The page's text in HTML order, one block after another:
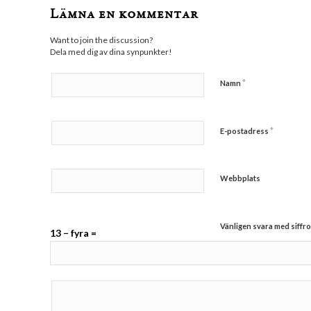
Lämna en kommentar
Want to join the discussion?
Dela med dig av dina synpunkter!
Namn *
E-postadress *
Webbplats
Vänligen svara med
13 − fyra =